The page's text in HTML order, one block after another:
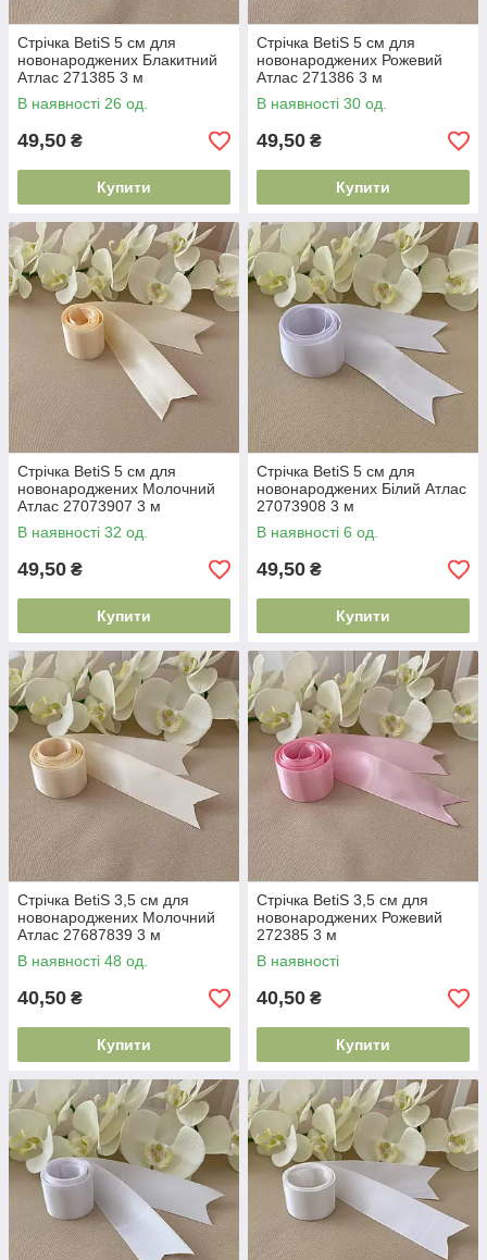
Стрічка BetiS 5 см для
новонароджених Блакитний
Атлас 271385 3 м
В наявності 26 од.
49,50 ₴
Купити
Стрічка BetiS 5 см для
новонароджених Рожевий
Атлас 271386 3 м
В наявності 30 од.
49,50 ₴
Купити
Стрічка BetiS 5 см для
новонароджених Молочний
Атлас 27073907 3 м
В наявності 32 од.
49,50 ₴
Купити
Стрічка BetiS 5 см для
новонароджених Білий Атлас
27073908 3 м
В наявності 6 од.
49,50 ₴
Купити
Стрічка BetiS 3,5 см для
новонароджених Молочний
Атлас 27687839 3 м
В наявності 48 од.
40,50 ₴
Купити
Стрічка BetiS 3,5 см для
новонароджених Рожевий
272385 3 м
В наявності
40,50 ₴
Купити